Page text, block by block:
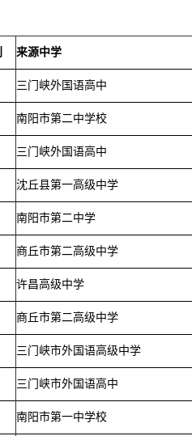
来源中学
三门峡外国语高中
南阳市第二中学校
三门峡外国语高中
沈丘县第一高级中学
南阳市第二中学
商丘市第二高级中学
许昌高级中学
商丘市第二高级中学
三门峡市外国语高级中学
三门峡市外国语高中
南阳市第一中学校